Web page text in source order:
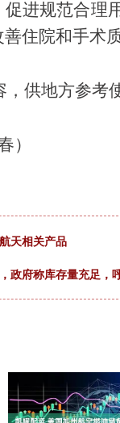
进规范合理
住院和手术
供地方参考
）
天相关产品
政府称库存量充足，